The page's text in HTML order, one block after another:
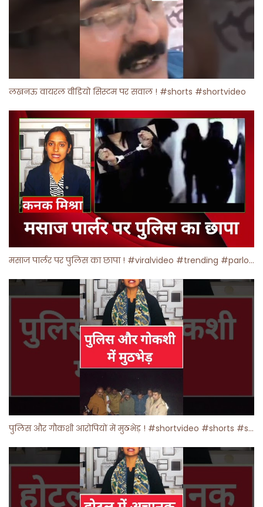
लखनऊ वायरल वीडियो सिस्टम पर सवाल ! #shorts #shortvideo
मसाज पार्लर पर पुलिस का छापा ! #viralvideo #trending #parlour
पुलिस और गौकशी आरोपियों में मुठभेड़ ! #shortvideo #shorts #shortsfeed